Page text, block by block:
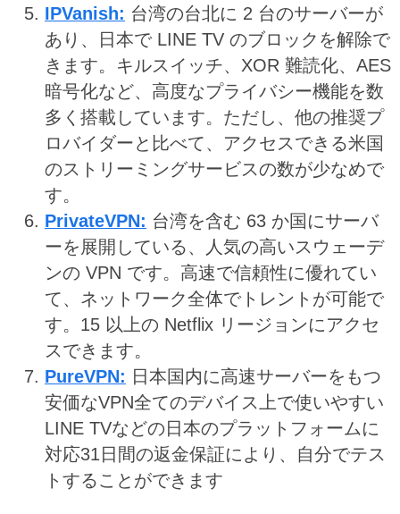
IPVanish: 台湾の台北に 2 台のサーバーが
あり、日本で LINE TV のブロックを解除で
きます。キルスイッチ、XOR 難読化、AES
暗号化など、高度なプライバシー機能を数
多く搭載しています。ただし、他の推奨プ
ロバイダーと比べて、アクセスできる米国
のストリーミングサービスの数が少なめで
す。
PrivateVPN: 台湾を含む 63 か国にサーバ
ーを展開している、人気の高いスウェーデ
ンの VPN です。高速で信頼性に優れてい
て、ネットワーク全体でトレントが可能で
す。15 以上の Netflix リージョンにアクセ
スできます。
PureVPN: 日本国内に高速サーバーをもつ
安価なVPN全てのデバイス上で使いやすい
LINE TVなどの日本のプラットフォームに
対応31日間の返金保証により、自分でテス
トすることができます